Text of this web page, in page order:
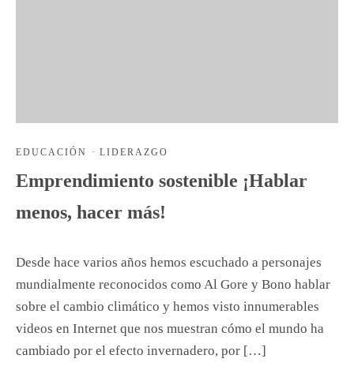
EDUCACIÓN · LIDERAZGO
Emprendimiento sostenible ¡Hablar
menos, hacer más!
Desde hace varios años hemos escuchado a personajes
mundialmente reconocidos como Al Gore y Bono hablar
sobre el cambio climático y hemos visto innumerables
videos en Internet que nos muestran cómo el mundo ha
cambiado por el efecto invernadero, por […]